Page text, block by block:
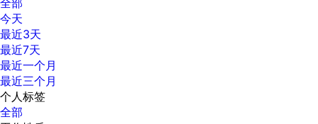
全部
今天
最近3天
最近7天
最近一个月
最近三个月
个人标签
全部